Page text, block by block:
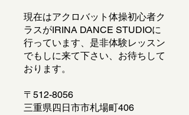
現在はアクロバット体操初心者ク
ラスがIRINA DANCE STUDIOに
行っています、是非体験レッスン
でもしに来て下さい、お待ちして
おります。
〒512-8056
三重県四日市市札場町406